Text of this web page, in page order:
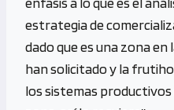
estrategia de
dado que es una zona
han solicitado y la
los sistemas